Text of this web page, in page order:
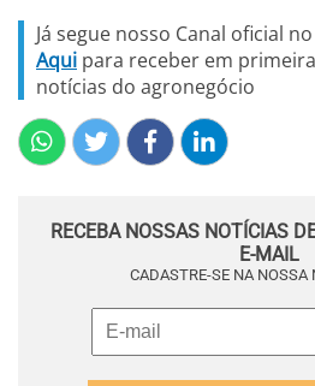
Já segue nosso Canal oficial
Aqui para receber em
notícias do agronegócio
RECEBA NOSSAS NOTÍCIAS
E-MAIL
CADASTRE-SE NA NOSSA